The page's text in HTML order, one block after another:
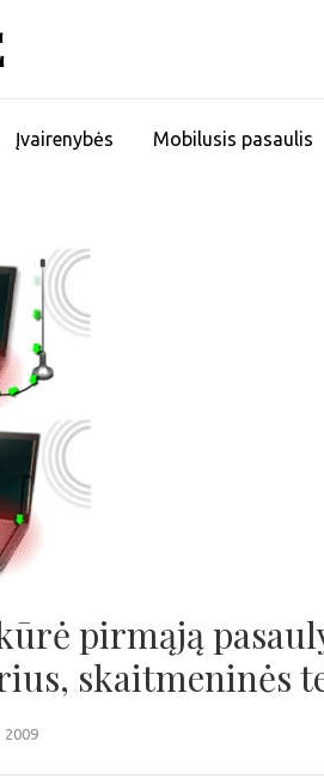
Įvairenybės Mobilusis pasaulis
pirmąją
skaitmeninės
2009